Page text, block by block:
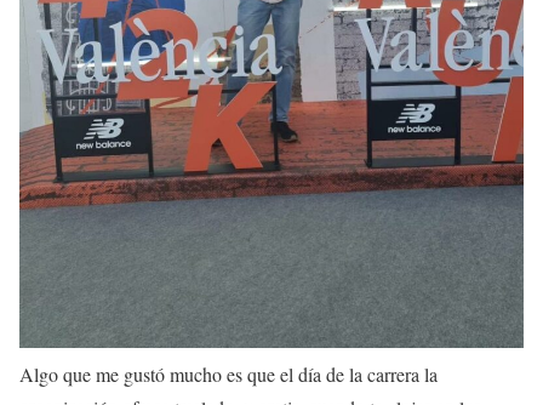
Algo que me gustó mucho es que el día de la carrera la